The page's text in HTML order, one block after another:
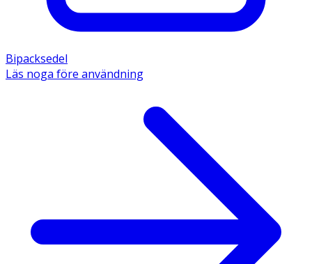
Bipacksedel
Läs noga före användning